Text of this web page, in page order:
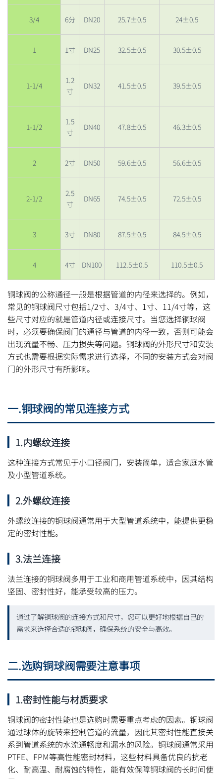
3/4 6分 DN20 25.7±0.5 24±0.5
1 1寸 DN25 32.5±0.5 30.5±0.5
1-1/4
1.2
寸
DN32 41.5±0.5 39.5±0.5
1-1/2
1.5
寸
DN40 47.8±0.5 46.3±0.5
2 2寸 DN50 59.6±0.5 56.6±0.5
2-1/2
2.5
寸
DN65 74.5±0.5 72.5±0.5
3 3寸 DN80 87.5±0.5 84.5±0.5
4 4寸 DN100 112.5±0.5 110.5±0.5
铜球阀的公称通径一般是根据管道的内径来选择的。例如，
常见的铜球阀尺寸包括1/2寸、3/4寸、1寸、11/4寸等，这
些尺寸对应的就是管道内径或连接尺寸。当您选择铜球阀
时，必须要确保阀门的通径与管道的内径一致，否则可能会
出现流量不畅、压力损失等问题。铜球阀的外形尺寸和安装
方式也需要根据实际需求进行选择，不同的安装方式会对阀
门的外形尺寸有所影响。
一.铜球阀的常见连接方式
1.内螺纹连接
这种连接方式常见于小口径阀门，安装简单，适合家庭水管
及小型管道系统。
2.外螺纹连接
外螺纹连接的铜球阀通常用于大型管道系统中，能提供更稳
定的密封性能。
3.法兰连接
法兰连接的铜球阀多用于工业和商用管道系统中，因其结构
坚固、密封性好，能承受较高的压力。
通过了解铜球阀的连接方式和尺寸，您可以更好地根据自己的
需求来选择合适的铜球阀，确保系统的安全与高效。
二.选购铜球阀需要注意事项
1.密封性能与材质要求
铜球阀的密封性能也是选购时需要重点考虑的因素。铜球阀
通过球体的旋转来控制管道的流量，因此其密封性能直接关
系到管道系统的水流通畅度和漏水的风险。铜球阀通常采用
PTFE、FPM等高性能密封材料，这些材料具备优良的抗老
化、耐高温、耐腐蚀的特性，能有效保障铜球阀的长时间使